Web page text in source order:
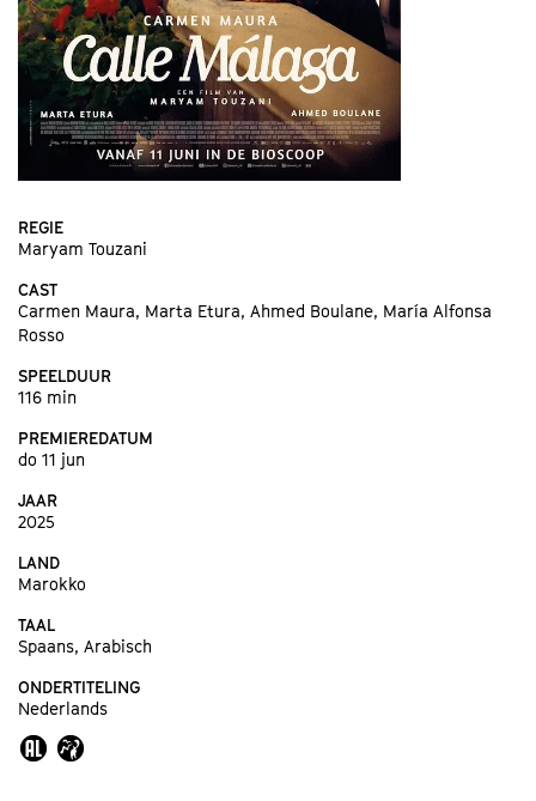
REGIE
Maryam Touzani
CAST
Carmen Maura, Marta Etura, Ahmed Boulane, María Alfonsa
Rosso
SPEELDUUR
116 min
PREMIEREDATUM
do 11 jun
JAAR
2025
LAND
Marokko
TAAL
Spaans, Arabisch
ONDERTITELING
Nederlands